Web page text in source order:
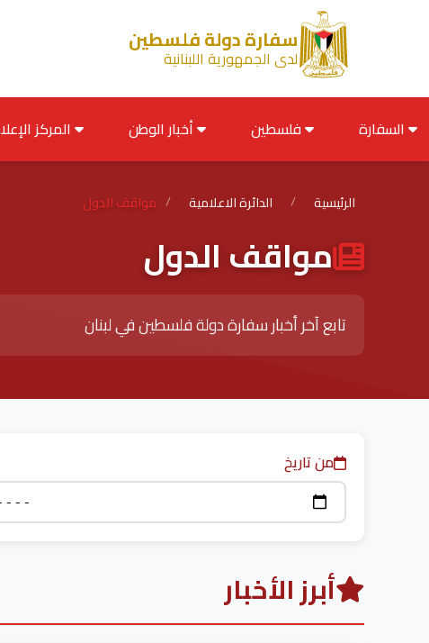
سفارة دولة فلسطين
لدى الجمهورية اللبنانية
الرئيسية / الدائرة الاعلامية / مواقف الدول
مواقف الدول
تابع آخر أخبار سفارة دولة فلسطين في لبنان
من تاريخ
أبرز الأخبار